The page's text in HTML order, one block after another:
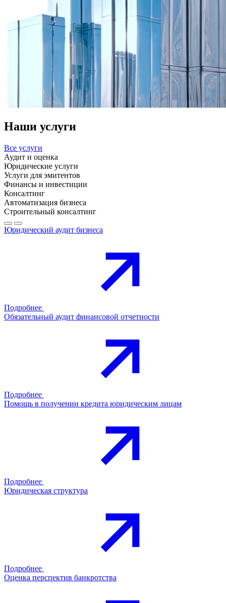
Наши услуги
Все услуги
Аудит и оценка
Юридические услуги
Услуги для эмитентов
Финансы и инвестиции
Консалтинг
Автоматизация бизнеса
Строительный консалтинг
Юридический аудит бизнеса
Подробнее
Обязательный аудит финансовой отчетности
Подробнее
Помощь в получении кредита юридическим лицам
Подробнее
Юридическая структура
Подробнее
Оценка перспектив банкротства